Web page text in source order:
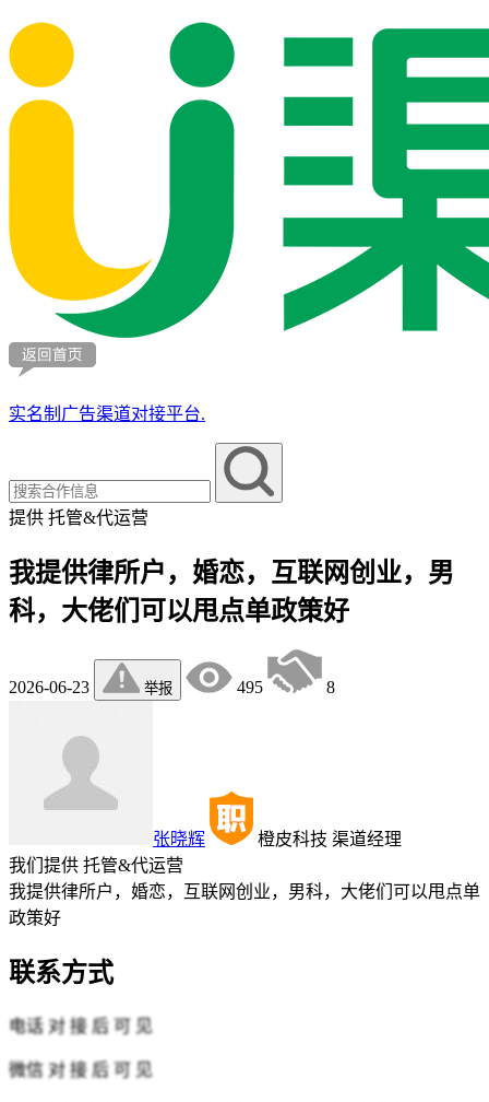
实名制广告渠道对接平台.
提供 托管&代运营
我提供律所户，婚恋，互联网创业，男
科，大佬们可以甩点单政策好
2026-06-23 举报 495 8
张晓辉 橙皮科技 渠道经理
我们提供 托管&代运营
我提供律所户，婚恋，互联网创业，男科，大佬们可以甩点单
政策好
联系方式
电话 对 接 后 可 见
微信 对 接 后 可 见